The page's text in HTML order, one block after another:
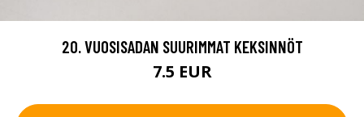
20. VUOSISADAN SUURIMMAT KEKSINNÖT
7.5 EUR